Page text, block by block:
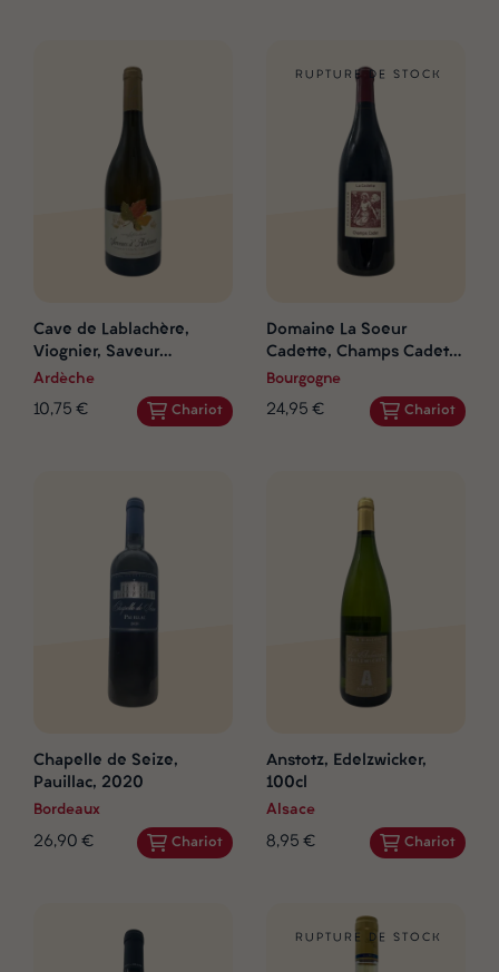
Cave de Lablachère,
Viognier, Saveur
d'Automne, 2023
Ardèche
10,75 € Chariot
RUPTURE DE STOCK
Domaine La Soeur
Cadette, Champs Cadet,
2022
Bourgogne
24,95 € Chariot
Chapelle de Seize,
Pauillac, 2020
Bordeaux
26,90 € Chariot
Anstotz, Edelzwicker,
100cl
Alsace
8,95 € Chariot
RUPTURE DE STOCK